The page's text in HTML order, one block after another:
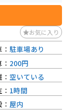
ます。
お気に入り
駐車場あり
200円
空いている
1時間
屋内